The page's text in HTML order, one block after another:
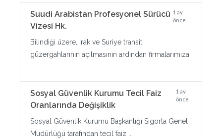
Suudi Arabistan Profesyonel Sürücü
Vizesi Hk.
1 ay
önce
Bilindiği üzere, Irak ve Suriye transit
güzergahlarının açılmasının ardından firmalarımıza
Sosyal Güvenlik Kurumu Tecil Faiz
Oranlarında Değişiklik
1 ay
önce
Sosyal Güvenlik Kurumu Başkanlığı Sigorta Genel
Müdürlüğü tarafından tecil faiz ...